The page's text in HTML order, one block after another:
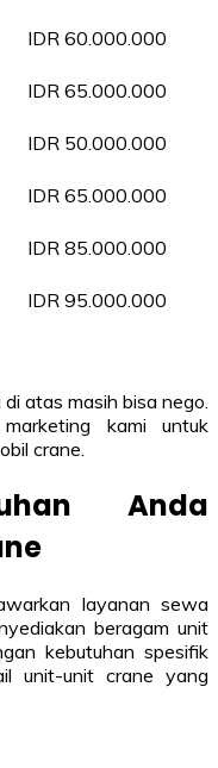
IDR 60.000.000
IDR 65.000.000
IDR 50.000.000
IDR 65.000.000
IDR 85.000.000
IDR 95.000.000
atas masih bisa nego.
kami untuk
crane.
Anda
layanan sewa
beragam unit
kebutuhan spesifik
unit-unit crane yang